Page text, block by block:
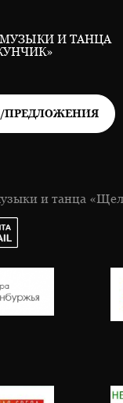
МУЗЫКИ И ТАНЦА
ПРЕДЛОЖЕНИЯ
и танца